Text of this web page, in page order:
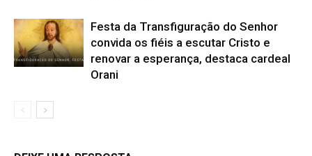
Festa da Transfiguração do Senhor
convida os fiéis a escutar Cristo e
renovar a esperança, destaca cardeal
Orani